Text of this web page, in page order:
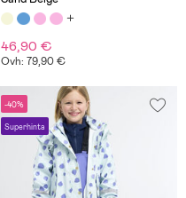
46,90 €
Ovh: 79,90 €
-40%
Superhinta